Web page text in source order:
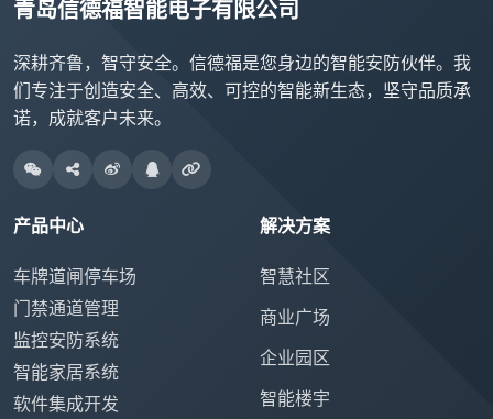
青岛信德福智能电子有限公司
深耕齐鲁，智守安全。信德福是您身边的智能安防伙伴。我
们专注于创造安全、高效、可控的智能新生态，坚守品质承
诺，成就客户未来。
产品中心
车牌道闸停车场
门禁通道管理
监控安防系统
智能家居系统
软件集成开发
解决方案
智慧社区
商业广场
企业园区
智能楼宇